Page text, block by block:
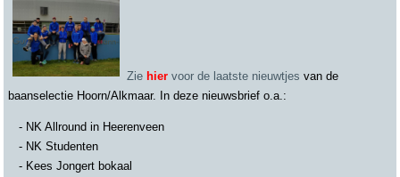
Zie hier voor de laatste nieuwtjes van de
baanselectie Hoorn/Alkmaar. In deze nieuwsbrief o.a.:
- NK Allround in Heerenveen
- NK Studenten
- Kees Jongert bokaal